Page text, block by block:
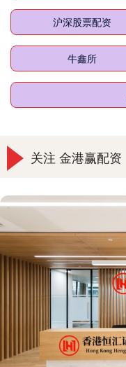
沪深股票配资
牛鑫所
关注 金港赢配资